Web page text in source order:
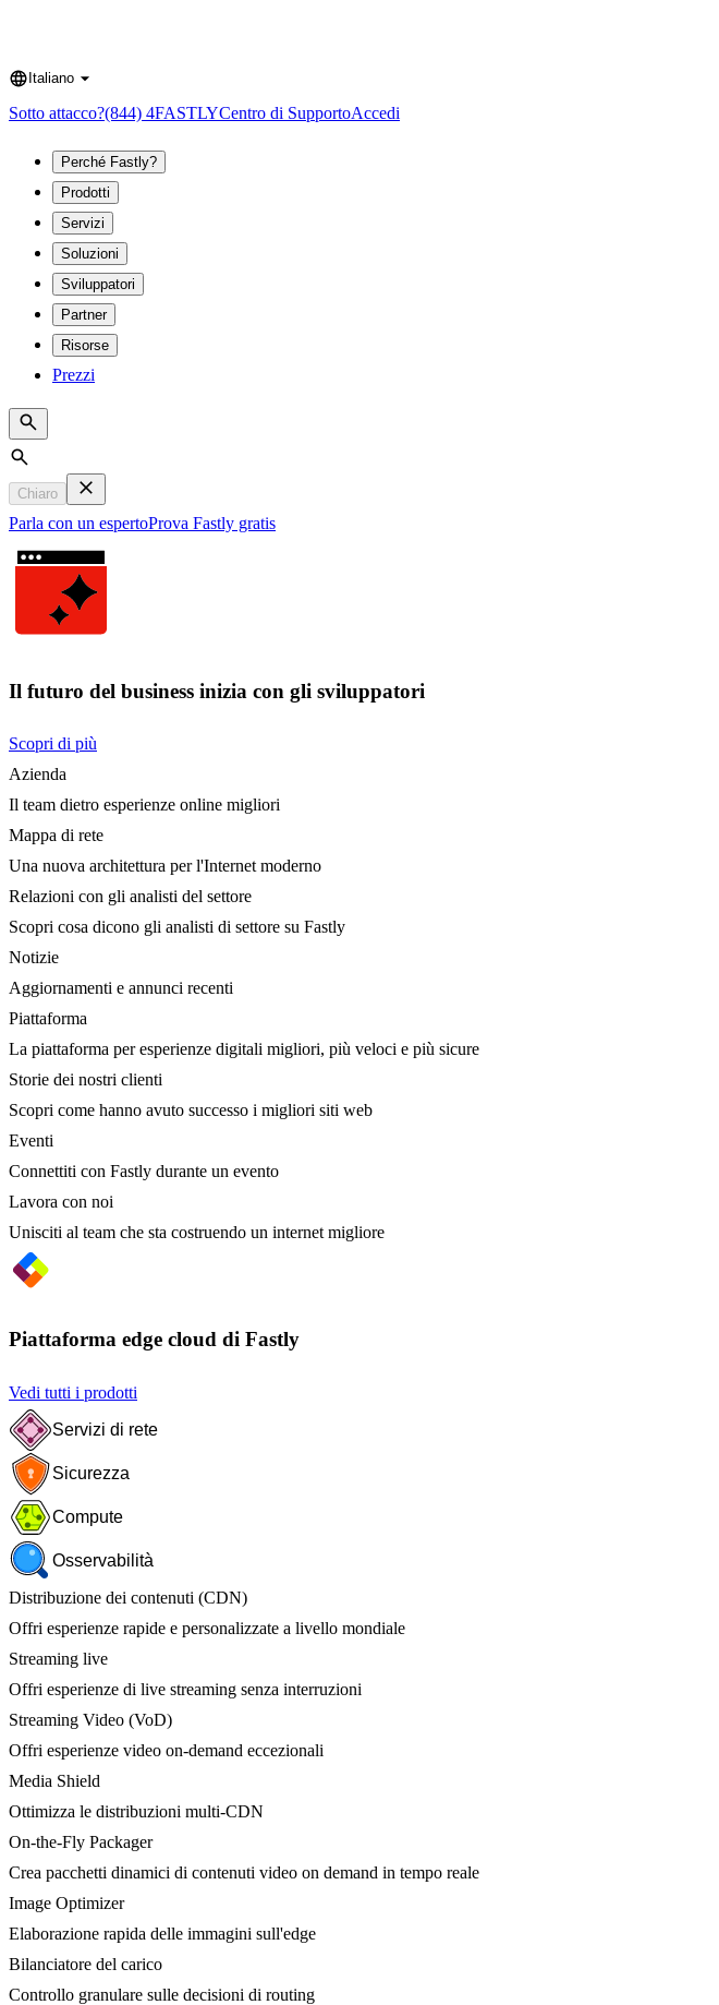
Language
Italiano
Sotto attacco?(844) 4FASTLYCentro di SupportoAccedi
Perché Fastly?
Prodotti
Servizi
Soluzioni
Sviluppatori
Partner
Risorse
Prezzi
Search
Chiaro
Parla con un espertoProva Fastly gratis
Il futuro del business inizia con gli sviluppatori
Scopri di più
Azienda
Il team dietro esperienze online migliori
Mappa di rete
Una nuova architettura per l'Internet moderno
Relazioni con gli analisti del settore
Scopri cosa dicono gli analisti di settore su Fastly
Notizie
Aggiornamenti e annunci recenti
Piattaforma
La piattaforma per esperienze digitali migliori, più veloci e più sicure
Storie dei nostri clienti
Scopri come hanno avuto successo i migliori siti web
Eventi
Connettiti con Fastly durante un evento
Lavora con noi
Unisciti al team che sta costruendo un internet migliore
Piattaforma edge cloud di Fastly
Vedi tutti i prodotti
Servizi di rete
Sicurezza
Compute
Osservabilità
Distribuzione dei contenuti (CDN)
Offri esperienze rapide e personalizzate a livello mondiale
Streaming live
Offri esperienze di live streaming senza interruzioni
Streaming Video (VoD)
Offri esperienze video on-demand eccezionali
Media Shield
Ottimizza le distribuzioni multi-CDN
On-the-Fly Packager
Crea pacchetti dinamici di contenuti video on demand in tempo reale
Image Optimizer
Elaborazione rapida delle immagini sull'edge
Bilanciatore del carico
Controllo granulare sulle decisioni di routing